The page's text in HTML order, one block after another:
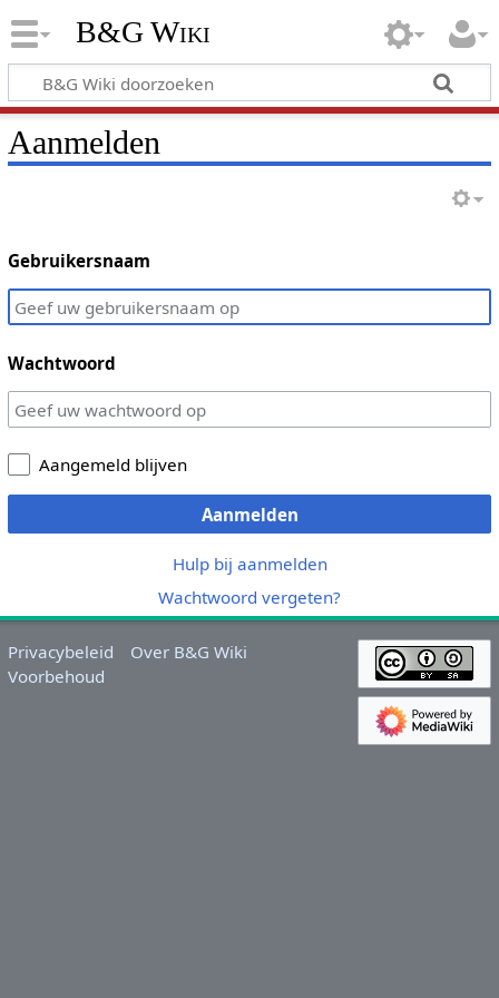
B&G Wiki
Aanmelden
Gebruikersnaam
Wachtwoord
Aangemeld blijven
Aanmelden
Hulp bij aanmelden
Wachtwoord vergeten?
Privacybeleid
Over B&G Wiki
Voorbehoud